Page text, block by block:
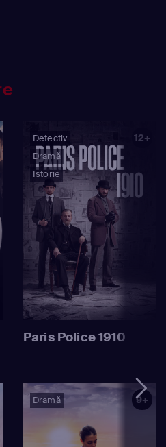
Detectiv
Dramă
Istorie
12+
Paris Police 1910
Dramă 9+